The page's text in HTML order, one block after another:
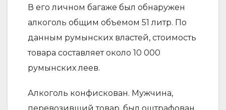
В его личном багаже ​​был обнаружен
алкоголь общим объемом 51 литр. По
данным румынских властей, стоимость
товара составляет около 10 000
румынских леев.
Алкоголь конфискован. Мужчина,
перевозивший товар, был оштрафован,